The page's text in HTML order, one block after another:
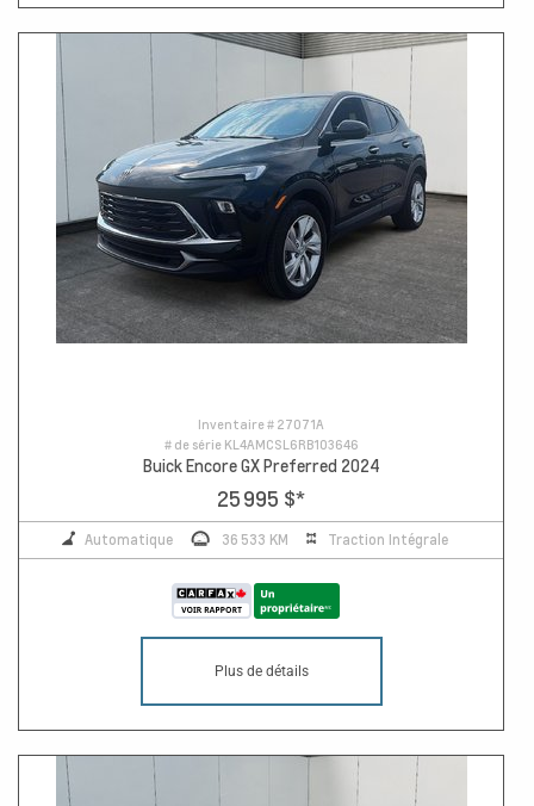
Inventaire # 27071A
# de série KL4AMCSL6RB103646
Buick Encore GX Preferred 2024
25 995 $*
Automatique 36 533 KM Traction Intégrale
Plus de détails